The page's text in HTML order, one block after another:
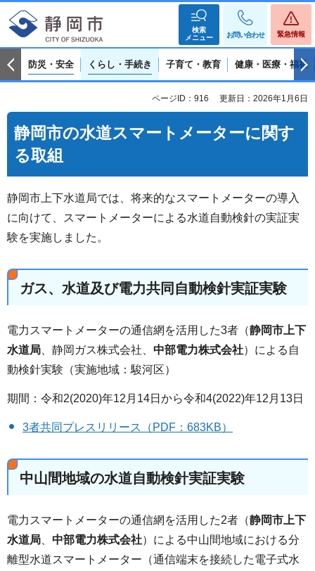
検索
メニュー
お問い合わせ 緊急情報
防災・安全 くらし・手続き 子育て・教育 健康・医療・福祉
ページID：916 更新日：2026年1月6日
静岡市の水道スマートメーターに関す
る取組
静岡市上下水道局では、将来的なスマートメーターの導入
に向けて、スマートメーターによる水道自動検針の実証実
験を実施しました。
ガス、水道及び電力共同自動検針実証実験
電力スマートメーターの通信網を活用した3者（静岡市上下
水道局 、静岡ガス株式会社、 中部電力株式会社）による自
動検針実験（実施地域：駿河区）
期間：令和2(2020)年12月14日から令和4(2022)年12月13日
3者共同プレスリリース（PDF：683KB）
中山間地域の水道自動検針実証実験
電力スマートメーターの通信網を活用した2者（静岡市上下
水道局
中部電力株式会社）による中山間地域における分
離型水道スマートメーター（通信端末を接続した電子式水